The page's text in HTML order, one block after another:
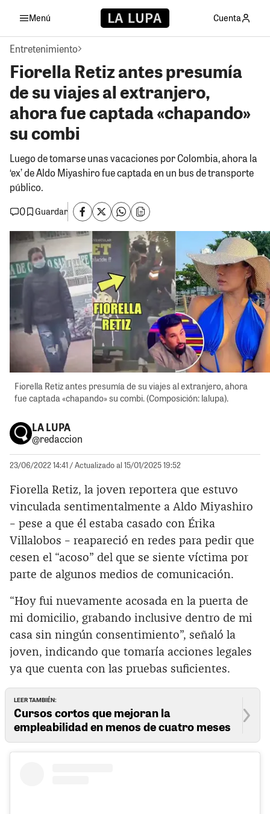
Menú Cuenta
Entretenimiento
Fiorella Retiz antes presumía
de su viajes al extranjero,
ahora fue captada «chapando»
su combi
Luego de tomarse unas vacaciones por Colombia, ahora la
‘ex’ de Aldo Miyashiro fue captada en un bus de transporte
público.
0
Guardar
Fiorella Retiz antes presumía de su viajes al extranjero, ahora
fue captada «chapando» su combi. (Composición: lalupa).
LA LUPA
@redaccion
23/06/2022 14:41 / Actualizado al 15/01/2025 19:52
Fiorella Retiz, la joven reportera que estuvo
vinculada sentimentalmente a Aldo Miyashiro
– pese a que él estaba casado con Érika
Villalobos – reapareció en redes para pedir que
cesen el “acoso” del que se siente víctima por
parte de algunos medios de comunicación.
“Hoy fui nuevamente acosada en la puerta de
mi domicilio, grabando inclusive dentro de mi
casa sin ningún consentimiento”, señaló la
joven, indicando que tomaría acciones legales
ya que cuenta con las pruebas suficientes.
LEER TAMBIÉN:
Cursos cortos que mejoran la
empleabilidad en menos de cuatro meses